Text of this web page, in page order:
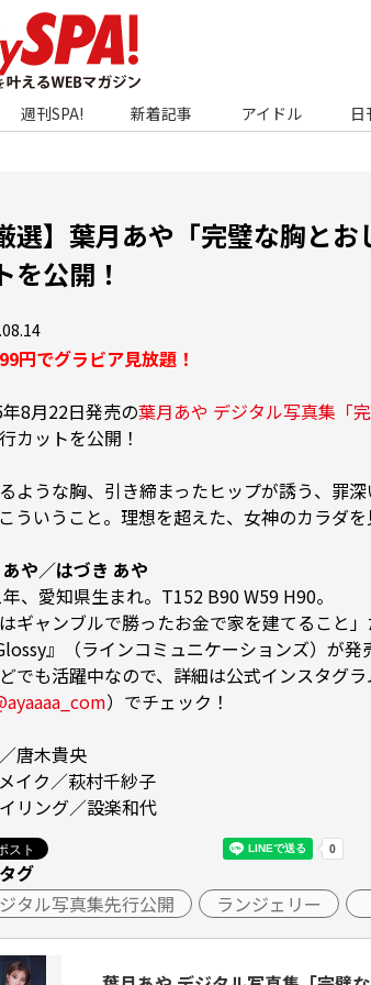
週刊SPA! 新着記事 アイドル 日
選】葉月あや「完璧な胸と
を公開！
円でグラビア見放題！
8月22日発売の葉月あや デジタル写真集「
カットを公開！
ような胸、引き締まったヒップが誘う、罪
ういうこと。理想を超えた、女神のカラダを
や／はづき あや
、愛知県生まれ。T152 B90 W59 H90。
はギャンブルで勝ったお金で家を建てること
』（ラインコミュニケーションズ）が発
でも活躍中なので、詳細は公式インスタグラ
）でチェック！
唐木貴央
イク／萩村千紗子
リング／設楽和代
グ
タル写真集先行公開
ランジェリー